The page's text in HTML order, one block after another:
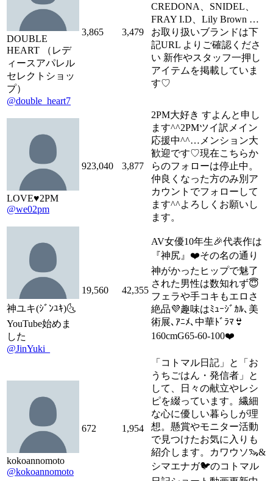
DOUBLE
HEART （レデ
ィースアパレル
セレクトショッ
プ）
@double_heart7
3,865 3,479
CREDONA、SNIDEL、
FRAY I.D、Lily Brown …
お取り扱いブランドは下
記URL よりご確認くださ
い 新作やスタッフ一押し
アイテムを掲載していま
す♡
LOVE♥2PM
@we02pm
923,040 3,877
2PM大好き すよんと申し
ます^^2PMツイ訳メイン
応援中^^…メンション大
歓迎です♡現在こちらか
らのフォローは停止中。
仲良くなった方のみ別ア
カウントでフォローして
ます^^よろしくお願いし
ます。
神ユキ(ｼﾞﾝﾕｷ)🌜
YouTube始めま
した
@JinYuki_
19,560 42,355
AV女優10年生🎉代表作は
『神尻』❤️その名の通り
神がかったヒップで魅了
された男性は数知れず😇
フェラや手コキもエロさ
絶品💜趣味はﾐｭｰｼﾞｶﾙ､美
術展､ｱﾆﾒ､中華ﾄﾞﾗﾏ👙
160cmG65-60-100❤️
kokoannomoto
@kokoannomoto
672 1,954
「コトマル日記」と「お
うちごはん・発信者」と
して、日々の献立やレシ
ピを綴っています。繊細
な心に優しい暮らしが理
想。懸賞やモニター活動
で見つけたお気に入りも
紹介します。カワウソ🦦&
シマエナガ🐦️のコトマル